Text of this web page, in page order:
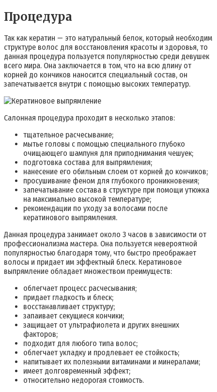
Процедура
Так как кератин — это натуральный белок, который необходим
структуре волос для восстановления красоты и здоровья, то
данная процедура пользуется популярностью среди девушек
всего мира. Она заключается в том, что на всю длину от
корней до кончиков наносится специальный состав, он
запечатывается внутри с помощью высоких температур.
Салонная процедура проходит в несколько этапов:
тщательное расчесывание;
мытье головы с помощью специального глубоко
очищающего шампуня для приподнимания чешуек;
подготовка состава для выпрямления;
нанесение его обильным слоем от корней до кончиков;
просушивание феном для глубокого проникновения;
запечатывание состава в структуре при помощи утюжка
на максимально высокой температуре;
рекомендации по уходу за волосами после
кератинового выпрямления.
Данная процедура занимает около 3 часов в зависимости от
профессионализма мастера. Она пользуется невероятной
популярностью благодаря тому, что быстро преображает
волосы и придает им эффектный блеск. Кератиновое
выпрямление обладает множеством преимуществ:
облегчает процесс расчесывания;
придает гладкость и блеск;
восстанавливает структуру;
запаивает секущиеся кончики;
защищает от ультрафиолета и других внешних
факторов;
подходит для любого типа волос;
облегчает укладку и продлевает ее стойкость;
напитывает их полезными витаминами и минералами;
имеет долговременный эффект;
относительно недорогая стоимость.